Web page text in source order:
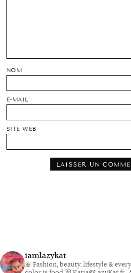
NOM
E-MAIL
SITE WEB
iamlazykat
🎀 Fashion, beauty, lifestyle &